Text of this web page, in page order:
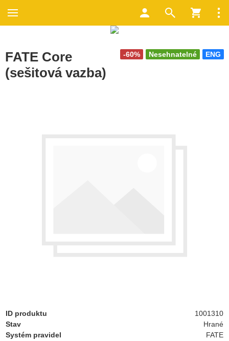
ENG
Nesehnatelné
-60%
FATE Core
(sešitová vazba)
ID produktu
1001310
Stav
Hrané
Systém pravidel
FATE